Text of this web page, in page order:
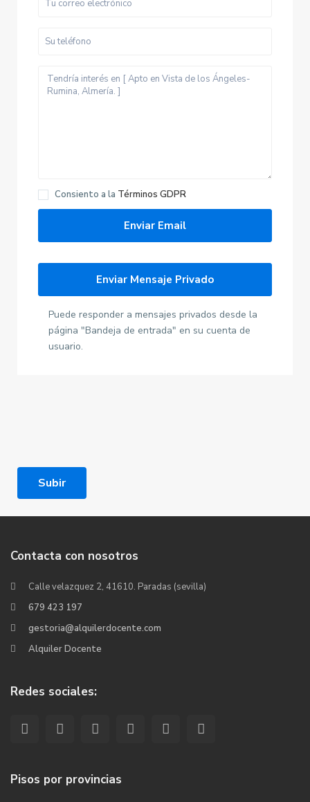
Consiento a la Términos GDPR
Puede responder a mensajes privados desde la
página "Bandeja de entrada" en su cuenta de
usuario.
Subir
Contacta con nosotros
Calle velazquez 2, 41610. Paradas (sevilla)
679 423 197
gestoria@alquilerdocente.com
Alquiler Docente
Redes sociales:
Pisos por provincias